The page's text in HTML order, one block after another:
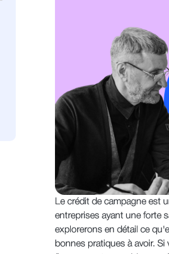
Le crédit de campagne est
entreprises ayant une forte
explorerons en détail ce
bonnes pratiques à avoir.